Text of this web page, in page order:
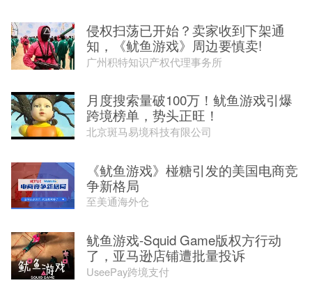
侵权扫荡已开始？卖家收到下架通
知，《鱿鱼游戏》周边要慎卖!
广州积特知识产权代理事务所
月度搜索量破100万！鱿鱼游戏引爆
跨境榜单，势头正旺！
北京斑马易境科技有限公司
《鱿鱼游戏》椪糖引发的美国电商竞
争新格局
至美通海外仓
鱿鱼游戏-Squid Game版权方行动
了，亚马逊店铺遭批量投诉
UseePay跨境支付